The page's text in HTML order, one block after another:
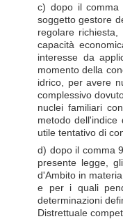
c) dopo il comma
soggetto gestore
regolare
capacità
interesse da
momento della
idrico, per avere
complessivo
nuclei familiari
metodo dell'indice
utile tentativo di
d) dopo il comma
presente legge,
d'Ambito in
e per i quali
determinazioni
Distrettuale